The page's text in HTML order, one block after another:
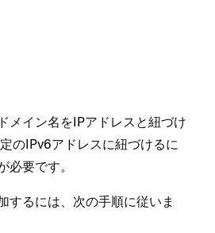
メイン名をIPアドレスと紐づけ
のIPv6アドレスに紐づけるに
必要です⁠。
するには⁠、次の手順に従いま